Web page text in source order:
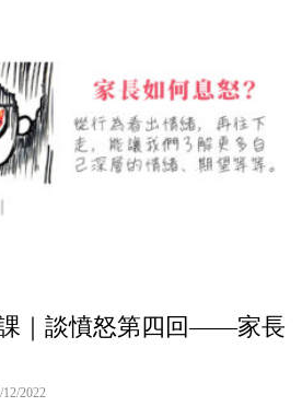
課｜談憤怒第四回——家長
12/2022